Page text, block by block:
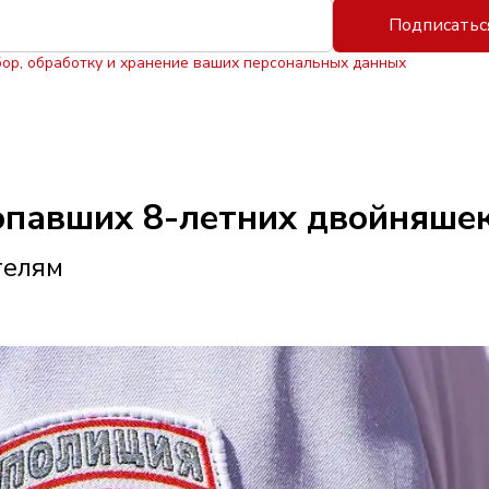
обработку и хранение ваших персональных данных
8-летних